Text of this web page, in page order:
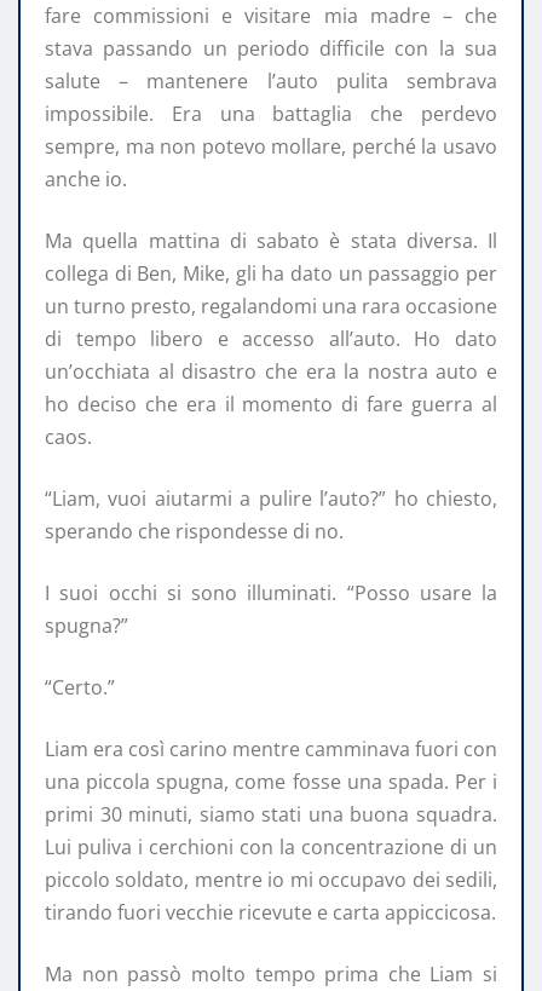
fare commissioni e visitare mia madre – che
stava passando un periodo difficile con la sua
salute – mantenere l’auto pulita sembrava
impossibile. Era una battaglia che perdevo
sempre, ma non potevo mollare, perché la usavo
anche io.
Ma quella mattina di sabato è stata diversa. Il
collega di Ben, Mike, gli ha dato un passaggio per
un turno presto, regalandomi una rara occasione
di tempo libero e accesso all’auto. Ho dato
un’occhiata al disastro che era la nostra auto e
ho deciso che era il momento di fare guerra al
caos.
“Liam, vuoi aiutarmi a pulire l’auto?” ho chiesto,
sperando che rispondesse di no.
I suoi occhi si sono illuminati. “Posso usare la
spugna?”
“Certo.”
Liam era così carino mentre camminava fuori con
una piccola spugna, come fosse una spada. Per i
primi 30 minuti, siamo stati una buona squadra.
Lui puliva i cerchioni con la concentrazione di un
piccolo soldato, mentre io mi occupavo dei sedili,
tirando fuori vecchie ricevute e carta appiccicosa.
Ma non passò molto tempo prima che Liam si